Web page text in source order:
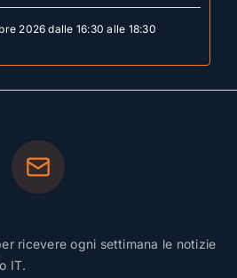
2026 dalle 16:30 alle 18:30
ricevere ogni settimana le notizie
IT.